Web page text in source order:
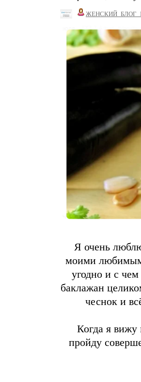
Я очень
моими
угодно и с
баклажан
чеснок и
Когда я вижу
пройду